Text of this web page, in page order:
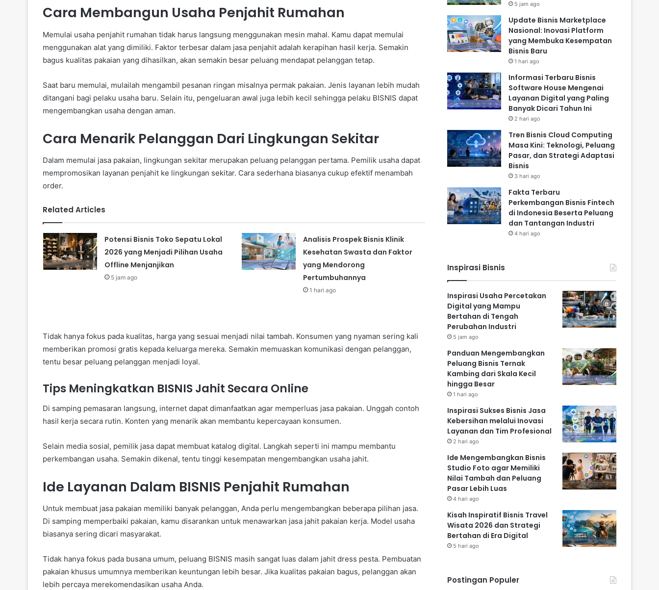
Cara Membangun Usaha Penjahit Rumahan
Memulai usaha penjahit rumahan tidak harus langsung menggunakan mesin mahal. Kamu dapat memulai
menggunakan alat yang dimiliki. Faktor terbesar dalam jasa penjahit adalah kerapihan hasil kerja. Semakin
bagus kualitas pakaian yang dihasilkan, akan semakin besar peluang mendapat pelanggan tetap.
Saat baru memulai, mulailah mengambil pesanan ringan misalnya permak pakaian. Jenis layanan lebih mudah
ditangani bagi pelaku usaha baru. Selain itu, pengeluaran awal juga lebih kecil sehingga pelaku BISNIS dapat
mengembangkan usaha dengan aman.
Cara Menarik Pelanggan Dari Lingkungan Sekitar
Dalam memulai jasa pakaian, lingkungan sekitar merupakan peluang pelanggan pertama. Pemilik usaha dapat
mempromosikan layanan penjahit ke lingkungan sekitar. Cara sederhana biasanya cukup efektif menambah
order.
Related Articles
Potensi Bisnis Toko Sepatu Lokal
2026 yang Menjadi Pilihan Usaha
Offline Menjanjikan
5 jam ago
Analisis Prospek Bisnis Klinik
Kesehatan Swasta dan Faktor
yang Mendorong
Pertumbuhannya
1 hari ago
Tidak hanya fokus pada kualitas, harga yang sesuai menjadi nilai tambah. Konsumen yang nyaman sering kali
memberikan promosi gratis kepada keluarga mereka. Semakin memuaskan komunikasi dengan pelanggan,
tentu besar peluang pelanggan menjadi loyal.
Tips Meningkatkan BISNIS Jahit Secara Online
Di samping pemasaran langsung, internet dapat dimanfaatkan agar memperluas jasa pakaian. Unggah contoh
hasil kerja secara rutin. Konten yang menarik akan membantu kepercayaan konsumen.
Selain media sosial, pemilik jasa dapat membuat katalog digital. Langkah seperti ini mampu membantu
perkembangan usaha. Semakin dikenal, tentu tinggi kesempatan mengembangkan usaha jahit.
Ide Layanan Dalam BISNIS Penjahit Rumahan
Untuk membuat jasa pakaian memiliki banyak pelanggan, Anda perlu mengembangkan beberapa pilihan jasa.
Di samping memperbaiki pakaian, kamu disarankan untuk menawarkan jasa jahit pakaian kerja. Model usaha
biasanya sering dicari masyarakat.
Tidak hanya fokus pada busana umum, peluang BISNIS masih sangat luas dalam jahit dress pesta. Pembuatan
pakaian khusus umumnya memberikan keuntungan lebih besar. Jika kualitas pakaian bagus, pelanggan akan
lebih percaya merekomendasikan usaha Anda.
5 jam ago
Update Bisnis Marketplace
Nasional: Inovasi Platform
yang Membuka Kesempatan
Bisnis Baru
1 hari ago
Informasi Terbaru Bisnis
Software House Mengenai
Layanan Digital yang Paling
Banyak Dicari Tahun Ini
2 hari ago
Tren Bisnis Cloud Computing
Masa Kini: Teknologi, Peluang
Pasar, dan Strategi Adaptasi
Bisnis
3 hari ago
Fakta Terbaru
Perkembangan Bisnis Fintech
di Indonesia Beserta Peluang
dan Tantangan Industri
4 hari ago
Inspirasi Bisnis
Inspirasi Usaha Percetakan
Digital yang Mampu
Bertahan di Tengah
Perubahan Industri
5 jam ago
Panduan Mengembangkan
Peluang Bisnis Ternak
Kambing dari Skala Kecil
hingga Besar
1 hari ago
Inspirasi Sukses Bisnis Jasa
Kebersihan melalui Inovasi
Layanan dan Tim Profesional
2 hari ago
Ide Mengembangkan Bisnis
Studio Foto agar Memiliki
Nilai Tambah dan Peluang
Pasar Lebih Luas
4 hari ago
Kisah Inspiratif Bisnis Travel
Wisata 2026 dan Strategi
Bertahan di Era Digital
5 hari ago
Postingan Populer